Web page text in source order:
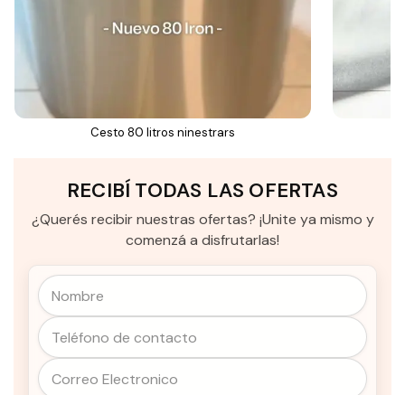
Cesto 80 litros ninestrars
RECIBÍ TODAS LAS OFERTAS
¿Querés recibir nuestras ofertas? ¡Unite ya mismo y
comenzá a disfrutarlas!